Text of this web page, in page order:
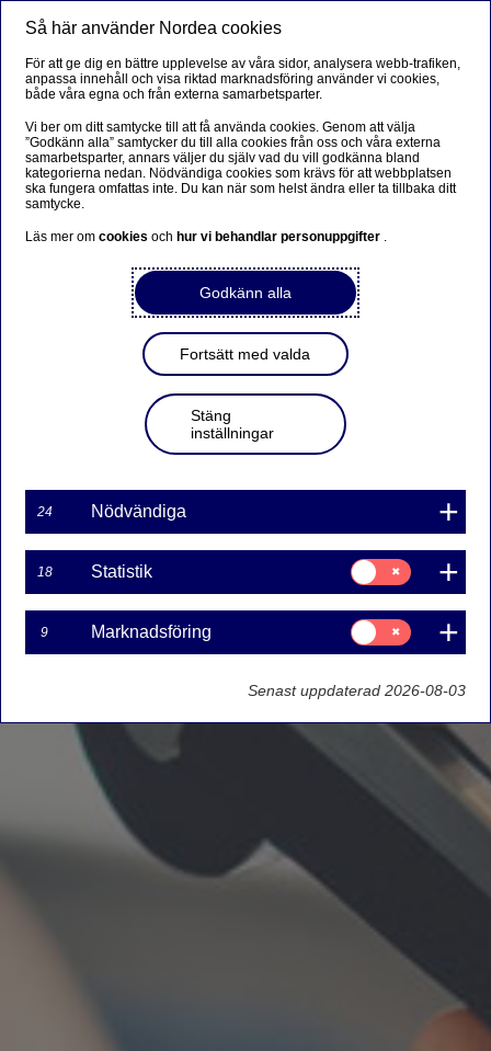
Så här använder Nordea cookies
För att ge dig en bättre upplevelse av våra sidor, analysera webb-trafiken,
anpassa innehåll och visa riktad marknadsföring använder vi cookies,
både våra egna och från externa samarbetsparter.
Vi ber om ditt samtycke till att få använda cookies. Genom att välja
”Godkänn alla” samtycker du till alla cookies från oss och våra externa
samarbetsparter, annars väljer du själv vad du vill godkänna bland
kategorierna nedan. Nödvändiga cookies som krävs för att webbplatsen
ska fungera omfattas inte. Du kan när som helst ändra eller ta tillbaka ditt
samtycke.
Läs mer omcookiesoch hur vi behandlar personuppgifter .
Godkänn alla
Fortsätt med valda
Stäng
inställningar
24 Nödvändiga
18 Statistik
Samtycke
för:
Statistik
9 Marknadsföring
Samtycke
för:
Marknadsföring
Senast uppdaterad 2026-08-03